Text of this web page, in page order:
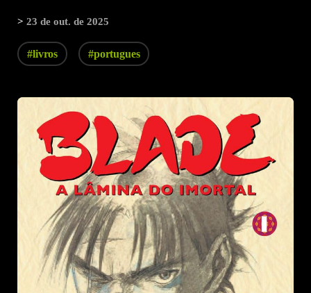
>23 de out. de 2025
#livros #portugues